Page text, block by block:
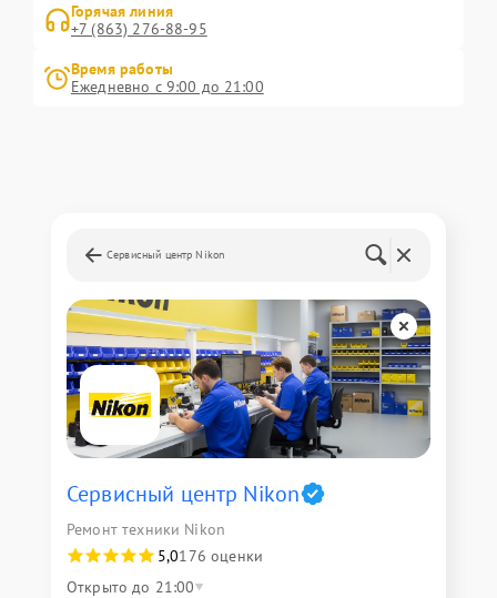
Горячая линия
+7 (863) 276-88-95
Время работы
Ежедневно с 9:00 до 21:00
Сервисный центр Nikon
Сервисный центр Nikon
Ремонт техники Nikon
5,0176 оценки
Открыто до 21:00